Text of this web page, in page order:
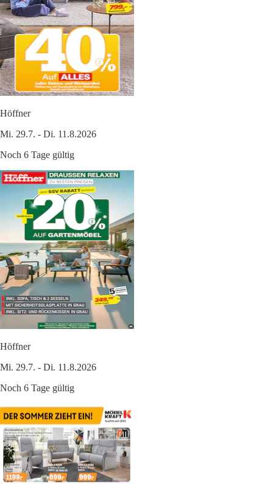
Höffner
Mi. 29.7. - Di. 11.8.2026
Noch 6 Tage gültig
Höffner
Mi. 29.7. - Di. 11.8.2026
Noch 6 Tage gültig